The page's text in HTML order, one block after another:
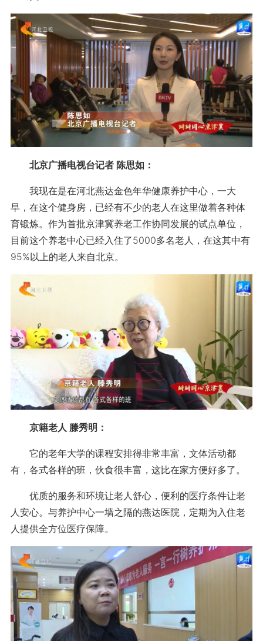
北京广播电视台记者 陈思如：
我现在是在河北燕达金色年华健康养护中心，一大
早，在这个健身房，已经有不少的老人在这里做着各种体
育锻炼。作为首批京津冀养老工作协同发展的试点单位，
目前这个养老中心已经入住了5000多名老人，在这其中有
95%以上的老人来自北京。
京籍老人 滕秀明：
它的老年大学的课程安排得非常丰富，文体活动都
有，各式各样的班，伙食很丰富，这比在家方便好多了。
优质的服务和环境让老人舒心，便利的医疗条件让老
人安心。与养护中心一墙之隔的燕达医院，定期为入住老
人提供全方位医疗保障。